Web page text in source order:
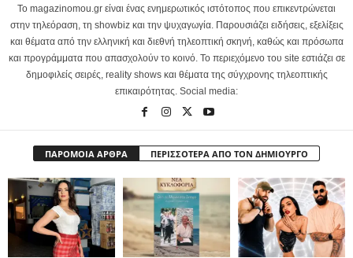
Το magazinomou.gr είναι ένας ενημερωτικός ιστότοπος που επικεντρώνεται
στην τηλεόραση, τη showbiz και την ψυχαγωγία. Παρουσιάζει ειδήσεις, εξελίξεις
και θέματα από την ελληνική και διεθνή τηλεοπτική σκηνή, καθώς και πρόσωπα
και προγράμματα που απασχολούν το κοινό. Το περιεχόμενο του site εστιάζει σε
δημοφιλείς σειρές, reality shows και θέματα της σύγχρονης τηλεοπτικής
επικαιρότητας. Social media:
ΠΑΡΟΜΟΙΑ ΑΡΘΡΑ ΠΕΡΙΣΣΟΤΕΡΑ ΑΠΟ ΤΟΝ ΔΗΜΙΟΥΡΓΟ